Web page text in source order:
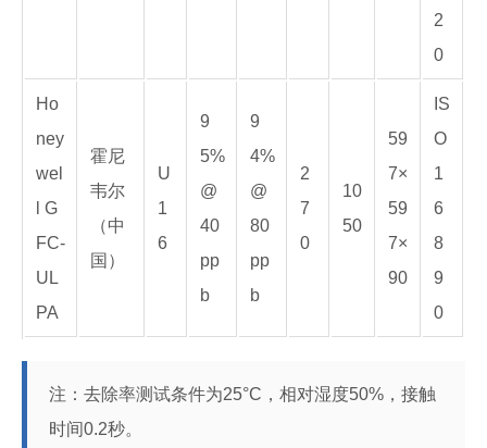
2
0
Ho
ney
wel
l G
FC-
UL
PA
霍尼
韦尔
（中
国）
U
1
6
9
5%
@
40
pp
b
9
4%
@
80
pp
b
2
7
0
10
50
59
7×
59
7×
90
IS
O
1
6
8
9
0
注：去除率测试条件为25°C，相对湿度50%，接触
时间0.2秒。